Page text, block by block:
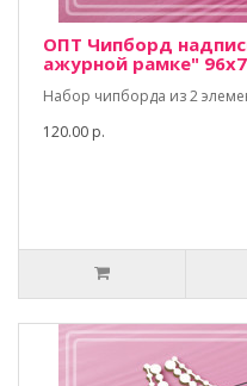
ОПТ Чипборд
ажурной рамке"
Набор чипборда из 2
120.00 р.